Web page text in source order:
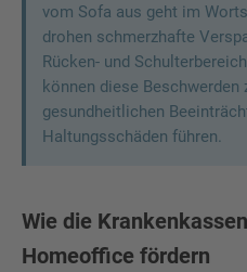
vom Sofa aus geht im
drohen schmerzhafte
Rücken- und
können diese Beschwerden
gesundheitlichen
Haltungsschäden führen.
Wie die
Homeoffice fördern